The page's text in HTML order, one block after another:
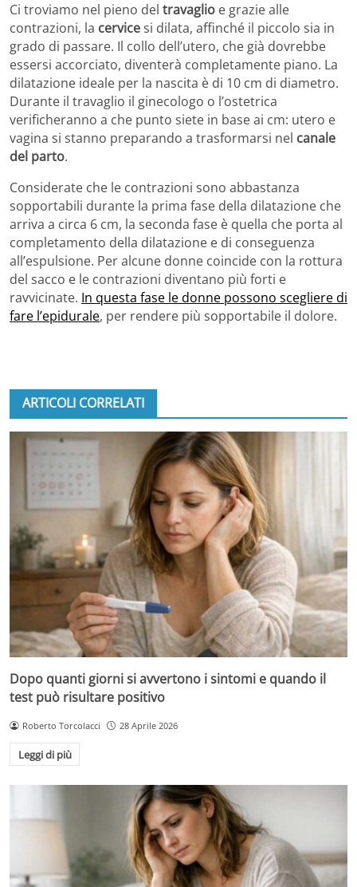
Ci troviamo nel pieno del travaglio e grazie alle
contrazioni, la cervicesi dilata, affinché il piccolo sia in
grado di passare. Il collo dell’utero, che già dovrebbe
essersi accorciato, diventerà completamente piano. La
dilatazione ideale per la nascita è di 10 cm di diametro.
Durante il travaglio il ginecologo o l’ostetrica
verificheranno a che punto siete in base ai cm: utero e
vagina si stanno preparando a trasformarsi nel canale
del parto.
Considerate che le contrazioni sono abbastanza
sopportabili durante la prima fase della dilatazione che
arriva a circa 6 cm, la seconda fase è quella che porta al
completamento della dilatazione e di conseguenza
all’espulsione. Per alcune donne coincide con la rottura
del sacco e le contrazioni diventano più forti e
ravvicinate. In questa fase le donne possono scegliere di
fare l’epidurale, per rendere più sopportabile il dolore.
ARTICOLI CORRELATI
Dopo quanti giorni si avvertono i sintomi e quando il
test può risultare positivo
Roberto Torcolacci 28 Aprile 2026
Leggi di più